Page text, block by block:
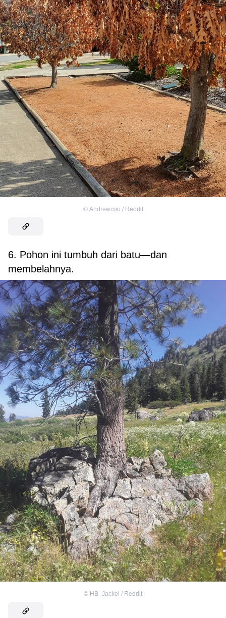
© Andrewcoo / Reddit
6. Pohon ini tumbuh dari batu—dan
membelahnya.
© HB_Jackel / Reddit